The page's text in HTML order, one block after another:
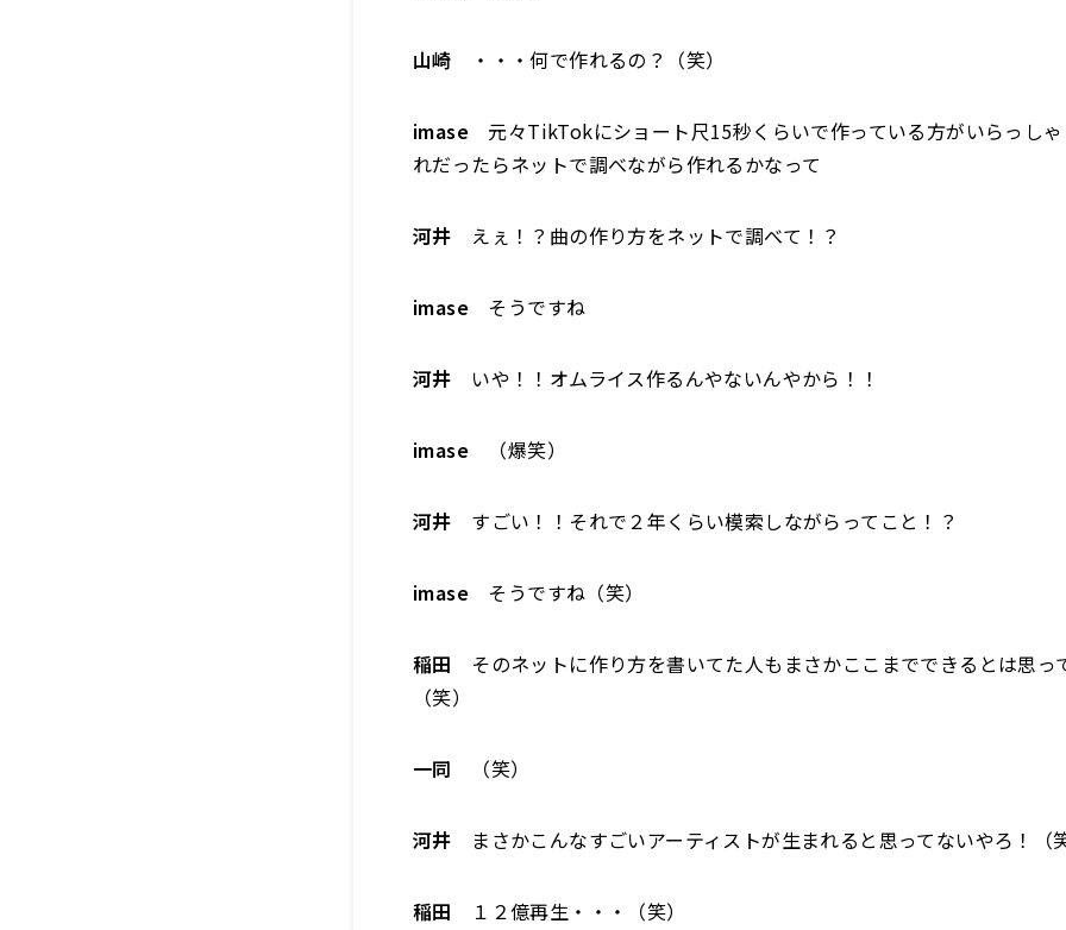
山崎 ・・・何で作れるの？（笑）
imase 元々TikTokにショート尺15秒くらいで作っている方がいらっし
れだったらネットで調べながら作れるかなって
河井 えぇ！？曲の作り方をネットで調べて！？
imase そうですね
河井 いや！！オムライス作るんやないんやから！！
imase （爆笑）
河井 すごい！！それで２年くらい模索しながらってこと！？
imase そうですね（笑）
稲田 そのネットに作り方を書いてた人もまさかここまでできるとは思っ
（笑）
一同 （笑）
河井 まさかこんなすごいアーティストが生まれると思ってないやろ！（笑
稲田 １２億再生・・・（笑）